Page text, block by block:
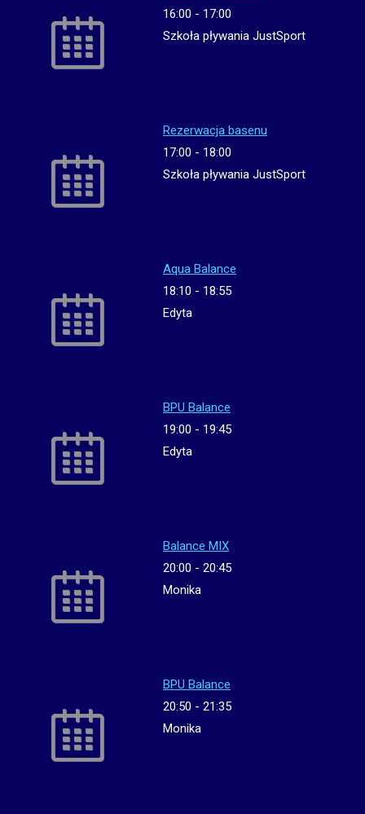
16:00 - 17:00
Szkoła pływania JustSport
Rezerwacja basenu
17:00 - 18:00
Szkoła pływania JustSport
Aqua Balance
18:10 - 18:55
Edyta
BPU Balance
19:00 - 19:45
Edyta
Balance MIX
20:00 - 20:45
Monika
BPU Balance
20:50 - 21:35
Monika